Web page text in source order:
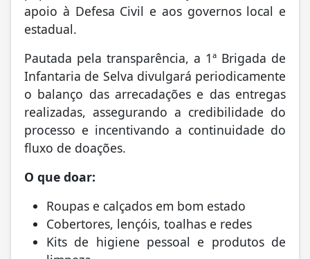
apoio à Defesa Civil e aos governos local e
estadual.
Pautada pela transparência, a 1ª Brigada de
Infantaria de Selva divulgará periodicamente
o balanço das arrecadações e das entregas
realizadas, assegurando a credibilidade do
processo e incentivando a continuidade do
fluxo de doações.
O que doar:
Roupas e calçados em bom estado
Cobertores, lençóis, toalhas e redes
Kits de higiene pessoal e produtos de